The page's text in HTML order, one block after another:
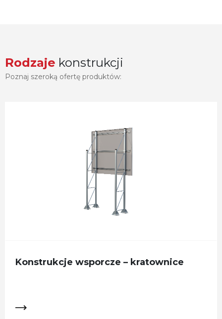
Rodzaje konstrukcji
Poznaj szeroką ofertę produktów:
Konstrukcje wsporcze – kratownice